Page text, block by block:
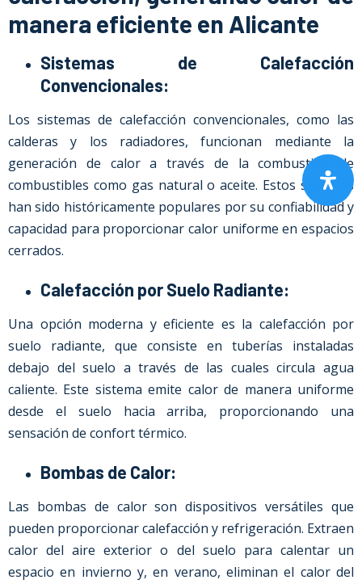
manera eficiente en Alicante
Sistemas de Calefacción
Convencionales:
Los sistemas de calefacción convencionales, como las
calderas y los radiadores, funcionan mediante la
generación de calor a través de la combustión de
combustibles como gas natural o aceite. Estos sistemas
han sido históricamente populares por su confiabilidad y
capacidad para proporcionar calor uniforme en espacios
cerrados.
Calefacción por Suelo Radiante:
Una opción moderna y eficiente es la calefacción por
suelo radiante, que consiste en tuberías instaladas
debajo del suelo a través de las cuales circula agua
caliente. Este sistema emite calor de manera uniforme
desde el suelo hacia arriba, proporcionando una
sensación de confort térmico.
Bombas de Calor:
Las bombas de calor son dispositivos versátiles que
pueden proporcionar calefacción y refrigeración. Extraen
calor del aire exterior o del suelo para calentar un
espacio en invierno y, en verano, eliminan el calor del